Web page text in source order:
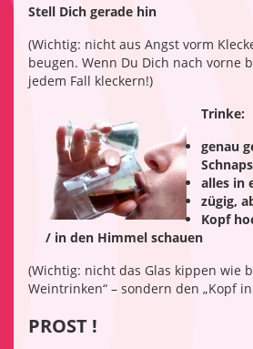
Stell Dich gerade hin
(Wichtig: nicht aus Angst vorm
beugen. Wenn Du Dich nach vorne
jedem Fall kleckern!)
Trinke:
genau
alles in
zügig,
Kopf
/ in den Himmel schauen
(Wichtig: nicht das Glas kippen wie
Weintrinken“ – sondern den „Kopf
PROST !